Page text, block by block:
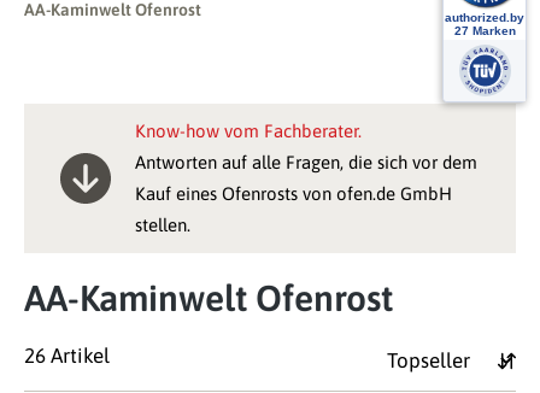
AA-Kaminwelt Ofenrost
Know-how vom Fachberater.
Antworten auf alle Fragen, die sich vor dem
Kauf eines Ofenrosts von ofen.de GmbH
stellen.
AA-Kaminwelt Ofenrost
26 Artikel